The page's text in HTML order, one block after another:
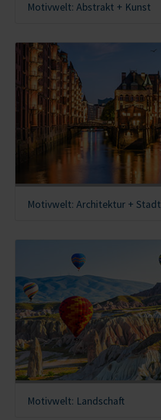
Motivwelt: Abstrakt + Kunst
Motivwelt: Architektur + Stadt
Motivwelt: Landschaft